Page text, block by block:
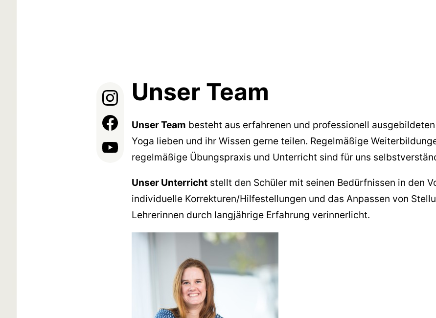
Unser Team
Unser Team besteht aus erfahrenen und professionell
Yoga lieben und ihr Wissen gerne teilen. Regelmäßige
regelmäßige Übungspraxis und Unterricht sind für uns
Unser Unterrichtstellt den Schüler mit seinen Bedürfnissen in den
individuelle Korrekturen/Hilfestellungen und das Anpassen von
Lehrerinnen durch langjährige Erfahrung verinnerlicht.